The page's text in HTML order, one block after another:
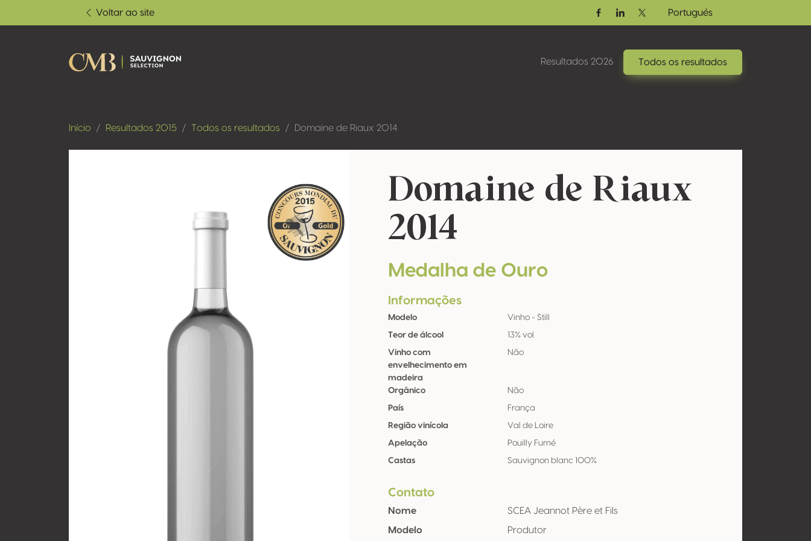
Voltar ao site
FacebookLinkedinTwitter / X
Portugués
Resultados 2026 Todos os resultados
Início Resultados 2015 Todos os resultados Domaine de Riaux 2014
Domaine de Riaux
2014
Medalha de Ouro
Informações
Modelo Vinho - Still
Teor de álcool 13% vol
Vinho com
envelhecimento em
madeira
Não
Orgânico Não
País França
Região vinícola Val de Loire
Apelação Pouilly Fumé
Castas Sauvignon blanc 100%
Contato
Nome
SCEA Jeannot Père et Fils
Modelo
Produtor